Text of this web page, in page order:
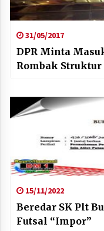
31/05/2017
DPR Minta
Rombak
15/11/2022
Beredar SK Plt
Futsal “Impor”